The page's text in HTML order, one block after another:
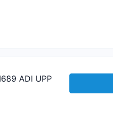
ADI UPP